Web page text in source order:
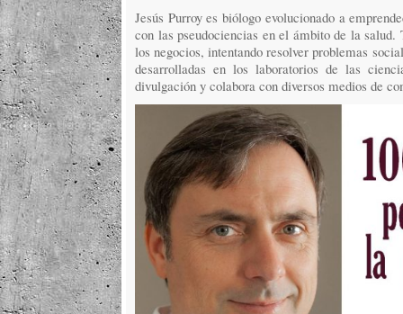
Jesús Purroy es biólogo evolucionado a
con las pseudociencias en el ámbito de la
los negocios, intentando resolver problemas
desarrolladas en los laboratorios de las
divulgación y colabora con diversos medios de